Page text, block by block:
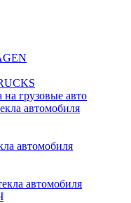
на грузовые авто
автомобиля
автомобиля
автомобиля